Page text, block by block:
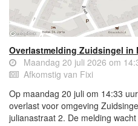
Overlastmelding Zuidsingel in
Maandag 20 juli 2026 om
Afkomstig van Fixi
Op maandag 20 juli om 14:33
overlast voor omgeving
julianastraat 2. De melding